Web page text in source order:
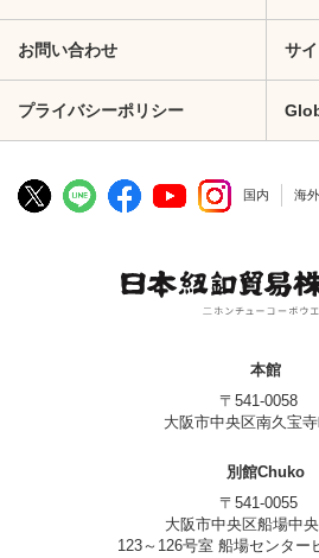
お問い合わせ サ
プライバシーポリシー
国内 海外
本館
〒541-0058
大阪市中央区南久宝
別館Chuko
〒541-0055
大阪市中央区船場中
123～126号室 船場センター